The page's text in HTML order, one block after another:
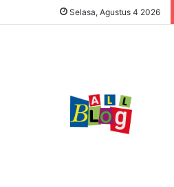
Selasa, Agustus 4 2026